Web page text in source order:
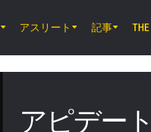
アスリート 記事
アピデー